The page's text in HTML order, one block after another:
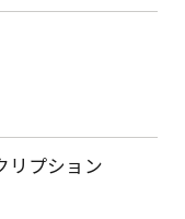
リプション